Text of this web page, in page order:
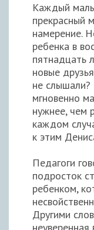
Каждый
прекрасный
намерение.
ребенка в
пятнадцать
новые
не слышали?
мгновенно
нужнее, чем
каждом
к этим
Педагоги
подросток
ребенком,
Другими